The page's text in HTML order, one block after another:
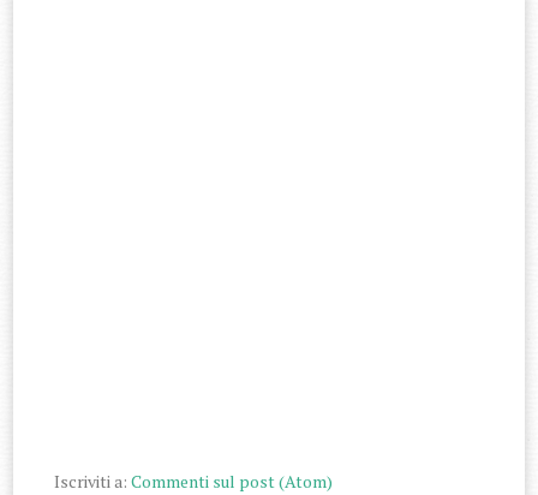
Iscriviti a:Commenti sul post (Atom)